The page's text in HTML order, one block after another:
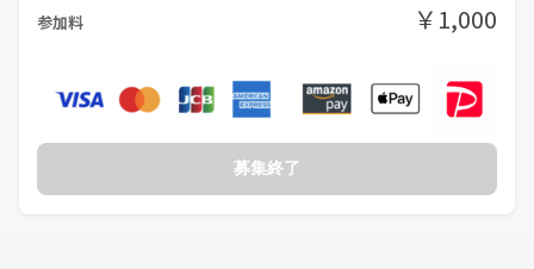
参加料 ￥1,000
募集終了